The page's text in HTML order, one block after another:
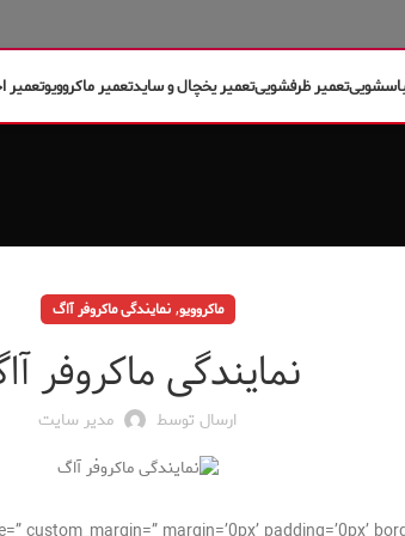
تعمیر ظرفشوییتعمیر یخچال و سایدتعمیر ماکروویوتعمیر
ماکروویو,نمایندگی ماکروفر آاگ
نمایندگی ماکروفر
ارسال توسط مدیر سایت